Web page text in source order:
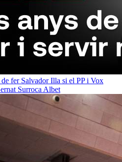
fer Salvador Illa si el PP i Vox
Surroca Albet